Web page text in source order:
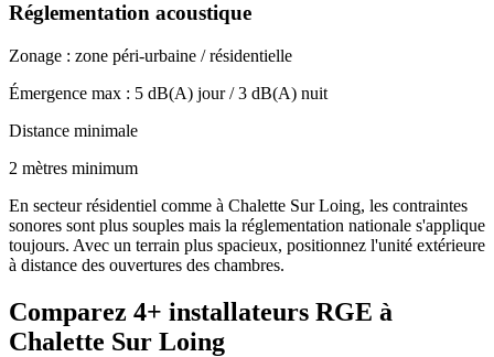
Réglementation acoustique
Zonage : zone péri-urbaine / résidentielle
Émergence max : 5 dB(A) jour /3 dB(A) nuit
Distance minimale
2 mètres minimum
En secteur résidentiel comme à Chalette Sur Loing, les contraintes
sonores sont plus souples mais la réglementation nationale s'applique
toujours. Avec un terrain plus spacieux, positionnez l'unité extérieure
à distance des ouvertures des chambres.
Comparez 4+ installateurs RGE à
Chalette Sur Loing